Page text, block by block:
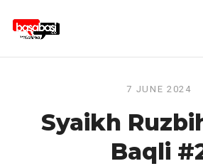
7 JUNE 2024
Syaikh
Baqli